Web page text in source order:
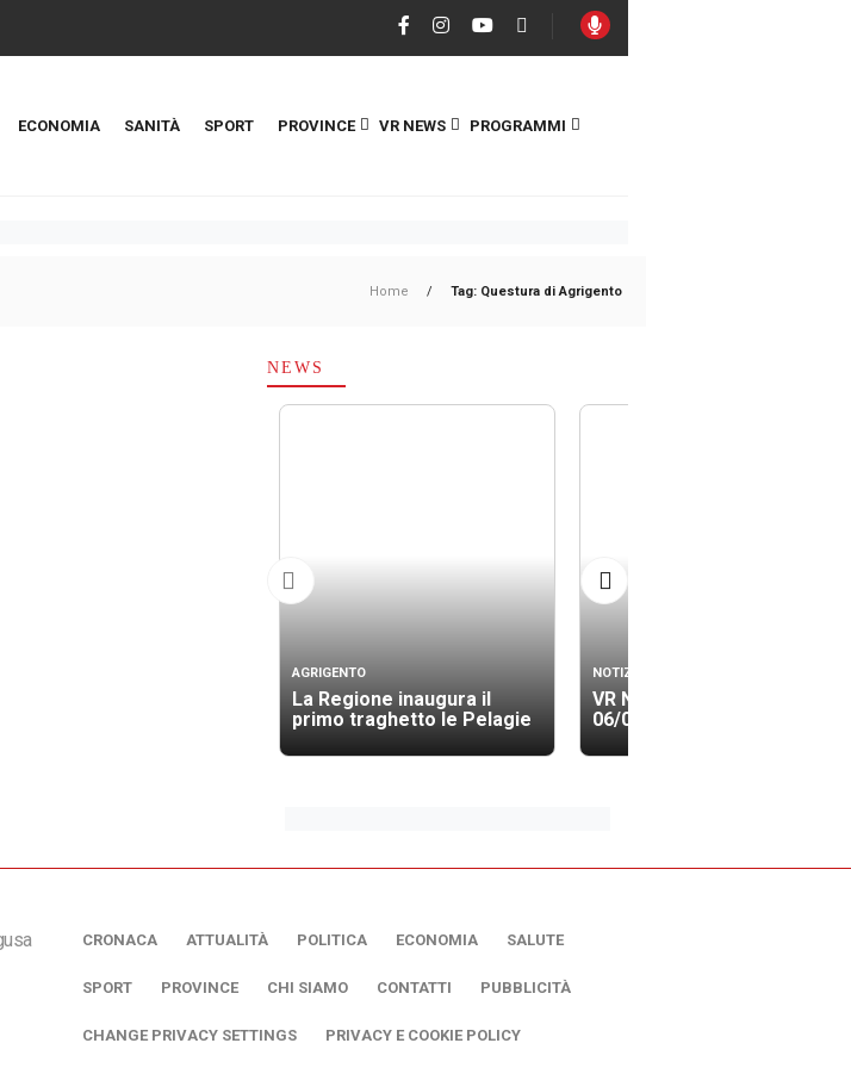
ECONOMIA SANITÀ SPORT PROVINCE VR NEWS PROGRAMMI
Home / Tag: Questura di Agrigento
NEWS
AGRIGENTO
La Regione inaugura il
primo traghetto le Pelagie
NOTIZIE
VR News Edizione 23.30
06/08/2026
CRONACA ATTUALITÀ POLITICA ECONOMIA SALUTE
SPORT PROVINCE CHI SIAMO CONTATTI PUBBLICITÀ
CHANGE PRIVACY SETTINGS PRIVACY E COOKIE POLICY